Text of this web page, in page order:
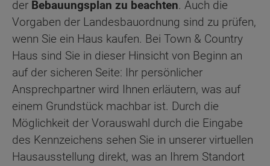
der Bebauungsplan zu beachten. Auch die
Vorgaben der Landesbauordnung sind zu prüfen,
wenn Sie ein Haus kaufen. Bei Town & Country
Haus sind Sie in dieser Hinsicht von Beginn an
auf der sicheren Seite: Ihr persönlicher
Ansprechpartner wird Ihnen erläutern, was auf
einem Grundstück machbar ist. Durch die
Möglichkeit der Vorauswahl durch die Eingabe
des Kennzeichens sehen Sie in unserer virtuellen
Hausausstellung direkt, was an Ihrem Standort